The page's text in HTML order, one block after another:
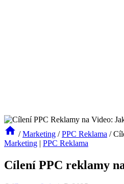
/ Marketing / PPC Reklama /
Marketing | PPC Reklama
Cílení PPC reklamy